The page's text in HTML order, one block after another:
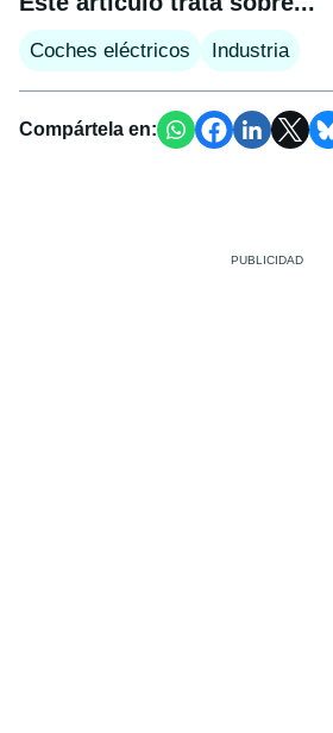
Coches eléctricos Industria
Compártela en: